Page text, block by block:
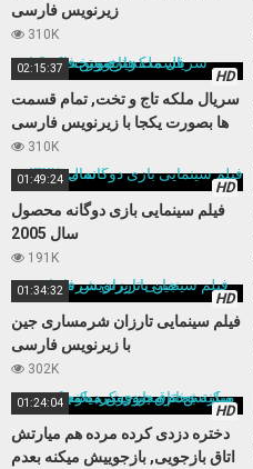
زیرنویس فارسی
310K
HD
02:15:37
سریال ملکه تاج و تخت, تمام قسمت
ها بصورت یکجا با زیرنویس فارسی
310K
HD
01:49:24
فیلم سینمایی بازی دوگانه محصول
سال 2005
191K
HD
01:34:32
فیلم سینمایی تارزان شرمساری جین
با زیرنویس فارسی
302K
HD
01:24:04
دختره دزدی کرده مرده هم میارتش
اتاق بازجویی, بازجوییش میکنه بعدم